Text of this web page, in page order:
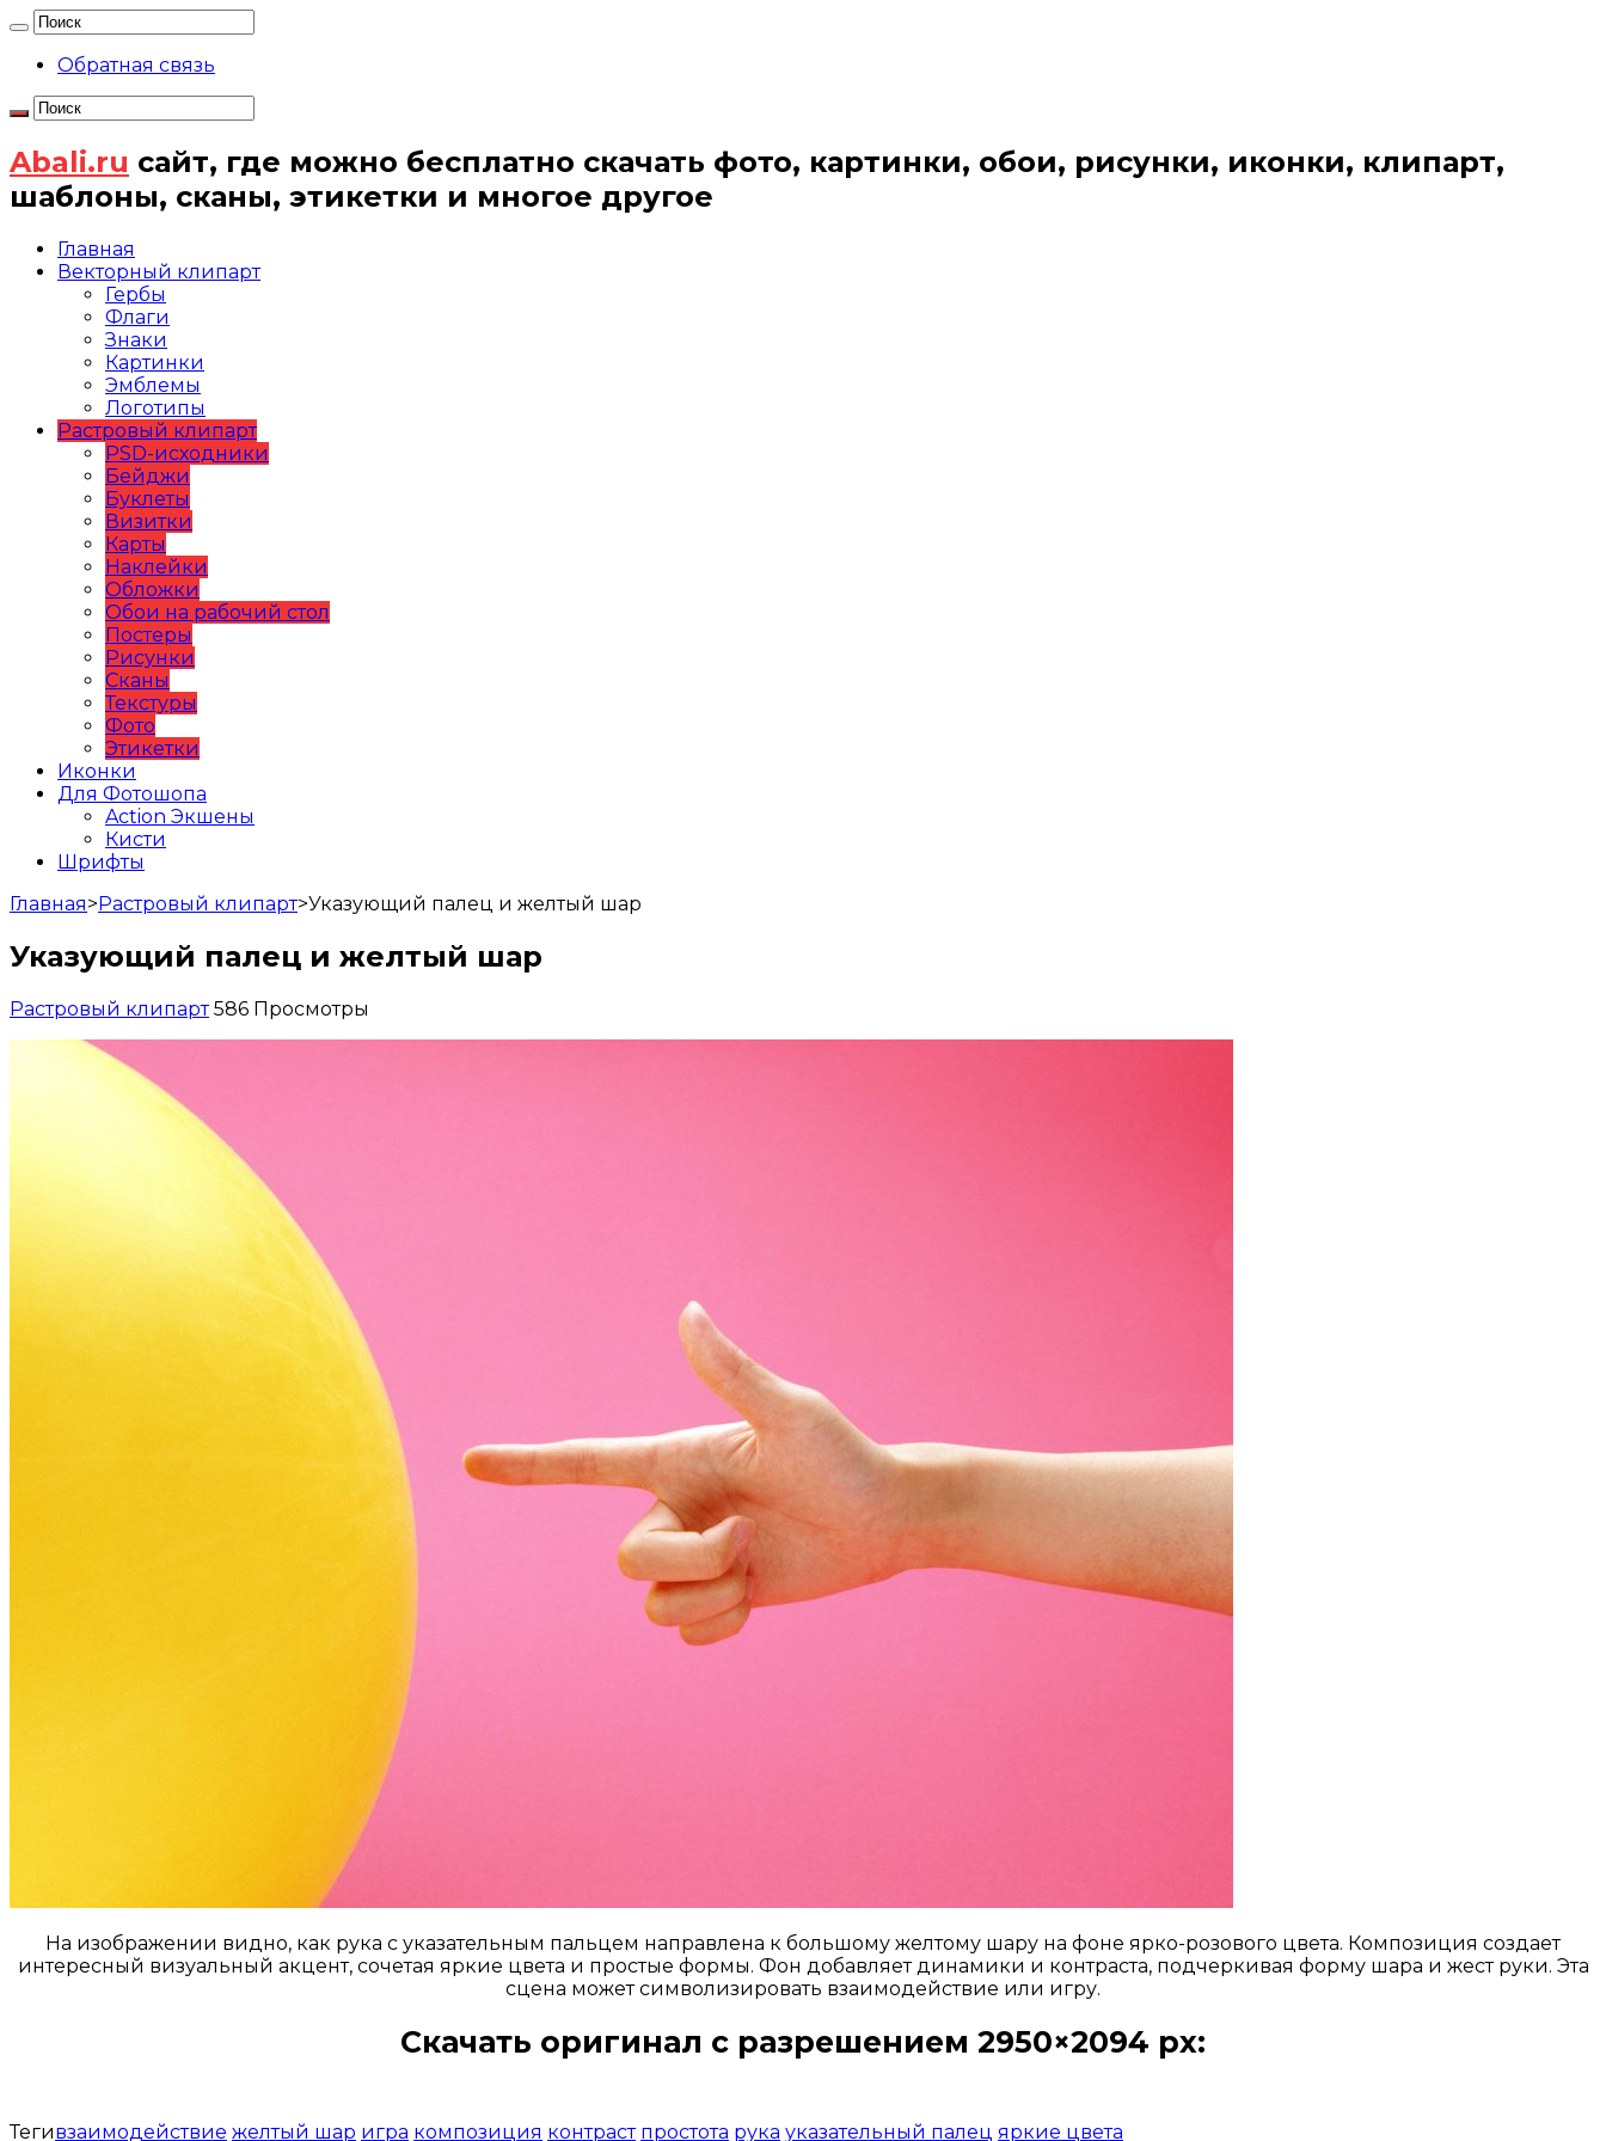
Обратная связь
Abali.ru сайт, где можно бесплатно скачать фото, картинки, обои, рисунки, иконки, клипарт,
шаблоны, сканы, этикетки и многое другое
Главная
Векторный клипарт
Гербы
Флаги
Знаки
Картинки
Эмблемы
Логотипы
Растровый клипарт
PSD-исходники
Бейджи
Буклеты
Визитки
Карты
Наклейки
Обложки
Обои на рабочий стол
Постеры
Рисунки
Сканы
Текстуры
Фото
Этикетки
Иконки
Для Фотошопа
Action Экшены
Кисти
Шрифты
Главная>Растровый клипарт>Указующий палец и желтый шар
Указующий палец и желтый шар
Растровый клипарт 586 Просмотры
На изображении видно, как рука с указательным пальцем направлена к большому желтому шару на фоне ярко-розового цвета. Композиция создает
интересный визуальный акцент, сочетая яркие цвета и простые формы. Фон добавляет динамики и контраста, подчеркивая форму шара и жест руки. Эта
сцена может символизировать взаимодействие или игру.
Скачать оригинал с разрешением 2950×2094 px:
Тегивзаимодействие желтый шар игра композиция контраст простота рука указательный палец яркие цвета